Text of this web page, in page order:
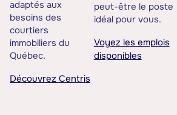
adaptés aux
besoins des
courtiers
immobiliers du
Québec.
Découvrez Centris
peut-être le poste
idéal pour vous.
Voyez les emplois
disponibles